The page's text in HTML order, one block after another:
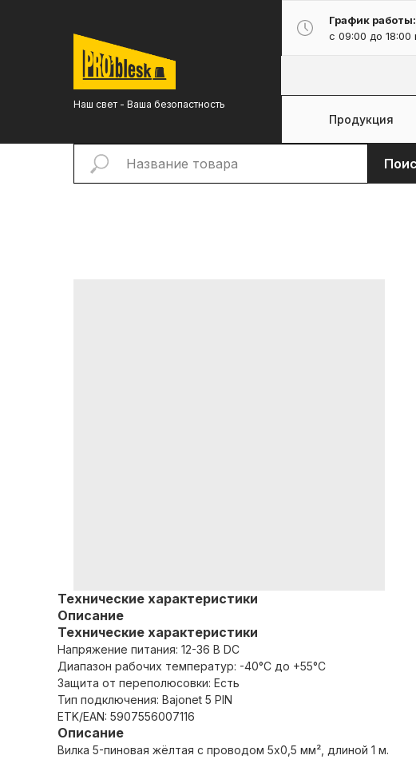
График работы:
с 09:00 до 18:00
Наш свет - Ваша безопастность
Продукция
Технические характеристики
Описание
Технические характеристики
Напряжение питания: 12-36 В DC
Диапазон рабочих температур: -40°C до +55°C
Защита от переполюсовки: Есть
Тип подключения: Bajonet 5 PIN
ETK/EAN: 5907556007116
Описание
Вилка 5-пиновая жёлтая с проводом 5x0,5 мм², длиной 1 м.